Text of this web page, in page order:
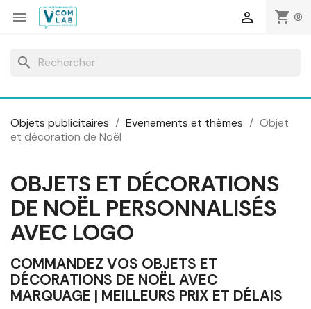
 shopping_cart (0)

search
Objets publicitaires Evenements et thèmes
Objet
et décoration de Noël
OBJETS ET DÉCORATIONS
DE NOËL PERSONNALISÉS
AVEC LOGO
COMMANDEZ VOS OBJETS ET
DÉCORATIONS DE NOËL AVEC
MARQUAGE | MEILLEURS PRIX ET DÉLAIS
Panneau de gestion des cookies